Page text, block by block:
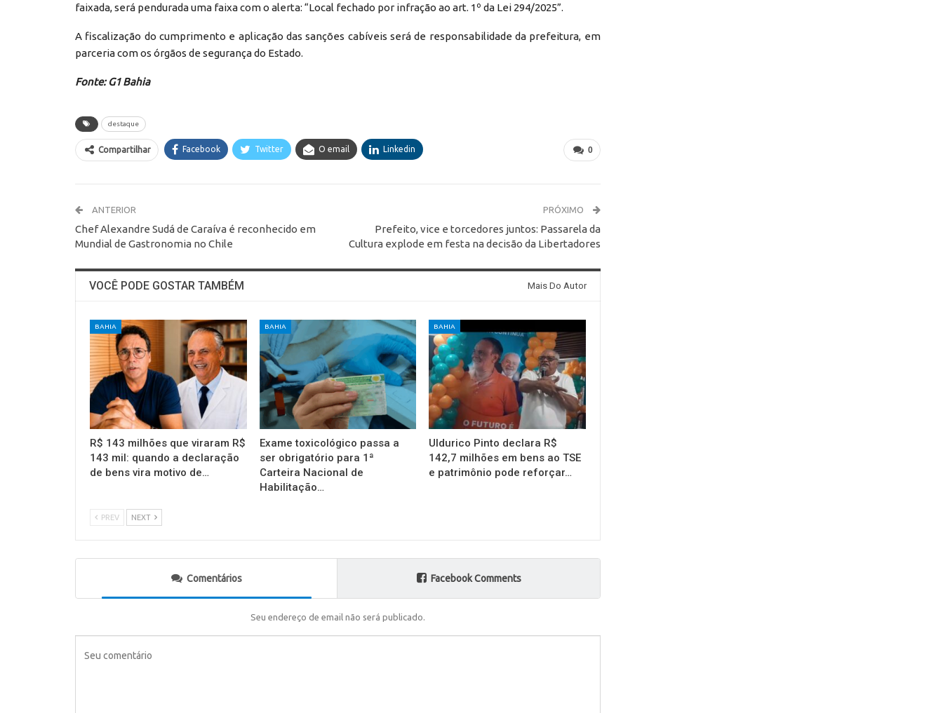
faixada, será pendurada uma faixa com o alerta: “Local fechado por infração ao art. 1º da Lei 294/2025”.
A fiscalização do cumprimento e aplicação das sanções cabíveis será de responsabilidade da prefeitura, em
parceria com os órgãos de segurança do Estado.
Fonte: G1 Bahia
destaque
0
Compartilhar Facebook Twitter O email Linkedin
ANTERIOR
Chef Alexandre Sudá de Caraíva é reconhecido em
Mundial de Gastronomia no Chile
PRÓXIMO
Prefeito, vice e torcedores juntos: Passarela da
Cultura explode em festa na decisão da Libertadores
VOCÊ PODE GOSTAR TAMBÉM Mais Do Autor
BAHIA
R$ 143 milhões que viraram R$
143 mil: quando a declaração
de bens vira motivo de…
BAHIA
Exame toxicológico passa a
ser obrigatório para 1ª
Carteira Nacional de
Habilitação…
BAHIA
Uldurico Pinto declara R$
142,7 milhões em bens ao TSE
e patrimônio pode reforçar…
PREV NEXT
Comentários Facebook Comments
Seu endereço de email não será publicado.